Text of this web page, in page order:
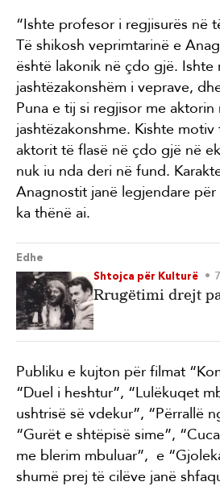
“Ishte profesor i regjisurës në
Të shikosh veprimtarinë e
është lakonik në çdo gjë. Ishte
jashtëzakonshëm i veprave,
Puna e tij si regjisor me
jashtëzakonshme. Kishte
aktorit të flasë në çdo gjë në
nuk iu nda deri në fund.
Anagnostit janë legjendare për
ka thënë ai.
Edhe
Shtojca për Kulturë
Rrugëtimi drejt
Publiku e kujton për filmat
“Duel i heshtur”, “Lulëkuqet
ushtrisë së vdekur”, “Përrallë
“Gurët e shtëpisë sime”,
me blerim mbuluar”, e
shumë prej të cilëve janë